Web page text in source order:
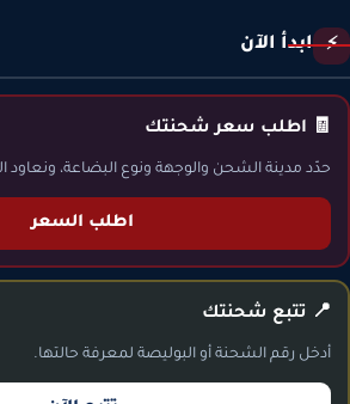
⚡ ابدأ الآن
🧾 اطلب سعر شحنتك
حدّد مدينة الشحن والوجهة ونوع البضاعة،
اطلب السعر
📍 تتبع شحنتك
أدخل رقم الشحنة أو البوليصة لمعرفة حالتها.